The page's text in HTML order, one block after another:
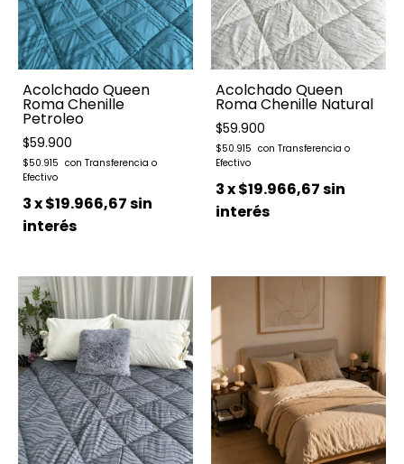
Acolchado Queen
Roma Chenille
Petroleo
$59.900
$50.915
3x$19.966,67sin
interés
Acolchado Queen
Roma Chenille Natural
$59.900
$50.915
3x$19.966,67sin
interés